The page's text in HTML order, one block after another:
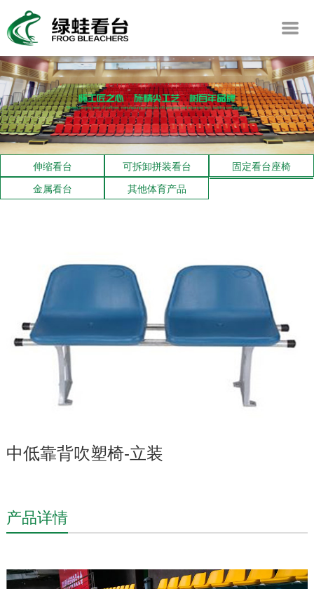
伸缩看台 可拆卸拼装看台
固定看台座椅
金属看台
其他体育产品
中低靠背吹塑椅-立装
产品详情